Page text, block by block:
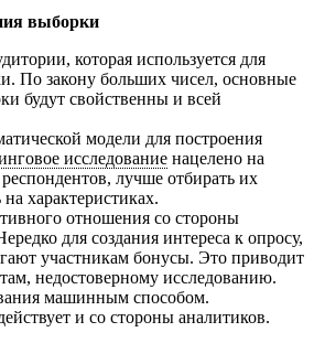
выборки
которая используется для
По закону больших чисел, основные
будут свойственны и всей
модели для построения
исследование нацелено на
лучше отбирать их
характеристиках.
отношения со стороны
для создания интереса к опросу,
участникам бонусы. Это приводит
недостоверному исследованию.
машинным способом.
и со стороны аналитиков.